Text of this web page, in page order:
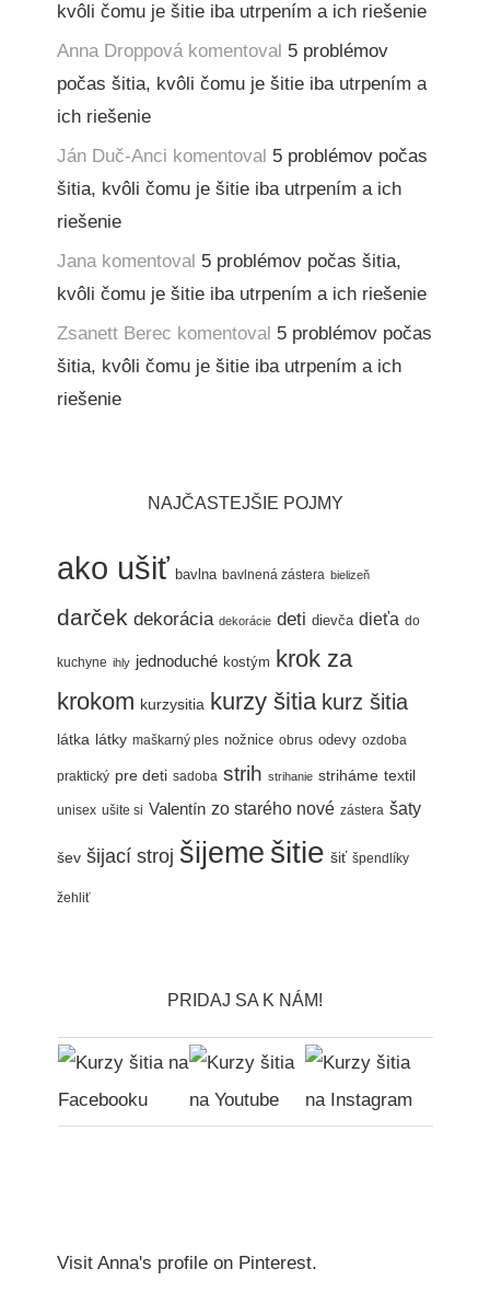
kvôli čomu je šitie iba utrpením a ich riešenie
Anna Droppovákomentoval 5 problémov
počas šitia, kvôli čomu je šitie iba utrpením a
ich riešenie
Ján Duč-Anci komentoval 5 problémov počas
šitia, kvôli čomu je šitie iba utrpením a ich
riešenie
Janakomentoval 5 problémov počas šitia,
kvôli čomu je šitie iba utrpením a ich riešenie
Zsanett Berec komentoval 5 problémov počas
šitia, kvôli čomu je šitie iba utrpením a ich
riešenie
NAJČASTEJŠIE POJMY
ako ušiť bavlna bavlnená zástera bielizeň
darček dekorácia dekorácie deti dievča dieťa do
kuchyne ihly jednoduché kostým krok za
krokom kurzysitia kurzy šitia kurz šitia
látka látky maškarný ples nožnice obrus odevy ozdoba
praktický pre deti sadoba strih strihanie striháme textil
unisex ušite si Valentín zo starého nové zástera šaty
šev šijací stroj šijeme šitie šiť špendlíky
žehliť
PRIDAJ SA K NÁM!
Visit Anna's profile on Pinterest.